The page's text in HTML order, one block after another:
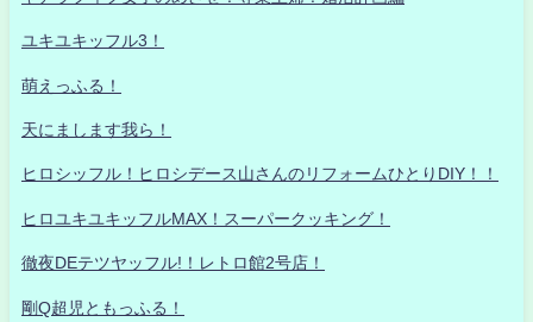
ユキユキッフル3！
萌えっふる！
天にまします我ら！
ヒロシッフル！ヒロシデース山さんのリフォームひとりDIY！！
ヒロユキユキッフルMAX！スーパークッキング！
徹夜DEテツヤッフル!！レトロ館2号店！
剛Q超児ともっふる！